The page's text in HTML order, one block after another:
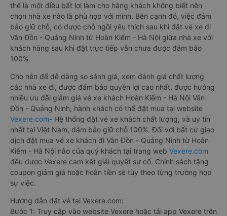
thể là một điều bất lợi làm cho hàng khách không biết nên
chọn nhà xe nào là phù hợp với mình. Bên cạnh đó, việc đảm
bảo giữ chỗ, có được chỗ ngồi yêu thích sau khi đặt vé xe đi
Vân Đồn - Quảng Ninh từ Hoàn Kiếm - Hà Nội giữa nhà xe với
khách hàng sau khi đặt trực tiếp vẫn chưa được đảm bảo
100%.
Cho nên để dễ dàng so sánh giá, xem đánh giá chất lượng
các nhà xe đi, được đảm bảo quyền lợi cao nhất, được hưởng
nhiều ưu đãi giảm giá vé xe khách Hoàn Kiếm - Hà Nội Vân
Đồn - Quảng Ninh, hành khách có thể đặt mua tại website
Vexere.com- Hệ thống đặt vé xe khách chất lượng, và uy tín
nhất tại Việt Nam, đảm bảo giữ chỗ 100%. Đối với bất cứ giao
dịch đặt mua vé xe khách đi Vân Đồn - Quảng Ninh từ Hoàn
Kiếm - Hà Nội nào của quý khách tại trang web Vexere.com
đều được Vexere cam kết giải quyết sự cố. Chính sách tặng
coupon giảm giá hoặc hoàn tiền sẽ tùy theo từng trường hợp
sự việc.
Hướng dẫn đặt vé tại Vexere.com:
Bước 1: Truy cập vào website Vexere hoặc tải app Vexere trên